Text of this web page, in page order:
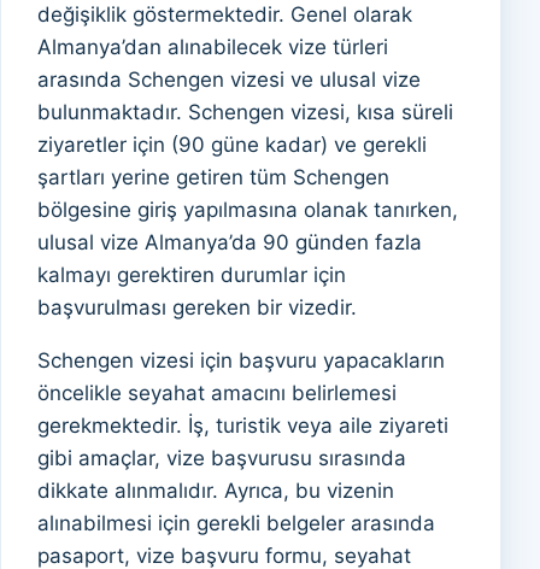
değişiklik göstermektedir. Genel olarak
Almanya’dan alınabilecek vize türleri
arasında Schengen vizesi ve ulusal vize
bulunmaktadır. Schengen vizesi, kısa süreli
ziyaretler için (90 güne kadar) ve gerekli
şartları yerine getiren tüm Schengen
bölgesine giriş yapılmasına olanak tanırken,
ulusal vize Almanya’da 90 günden fazla
kalmayı gerektiren durumlar için
başvurulması gereken bir vizedir.
Schengen vizesi için başvuru yapacakların
öncelikle seyahat amacını belirlemesi
gerekmektedir. İş, turistik veya aile ziyareti
gibi amaçlar, vize başvurusu sırasında
dikkate alınmalıdır. Ayrıca, bu vizenin
alınabilmesi için gerekli belgeler arasında
pasaport, vize başvuru formu, seyahat